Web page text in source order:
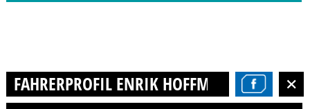
FAHRERPROFIL ENRIK HOFFMANN